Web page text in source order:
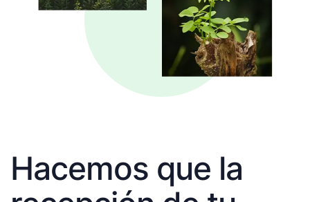
Hacemos que la